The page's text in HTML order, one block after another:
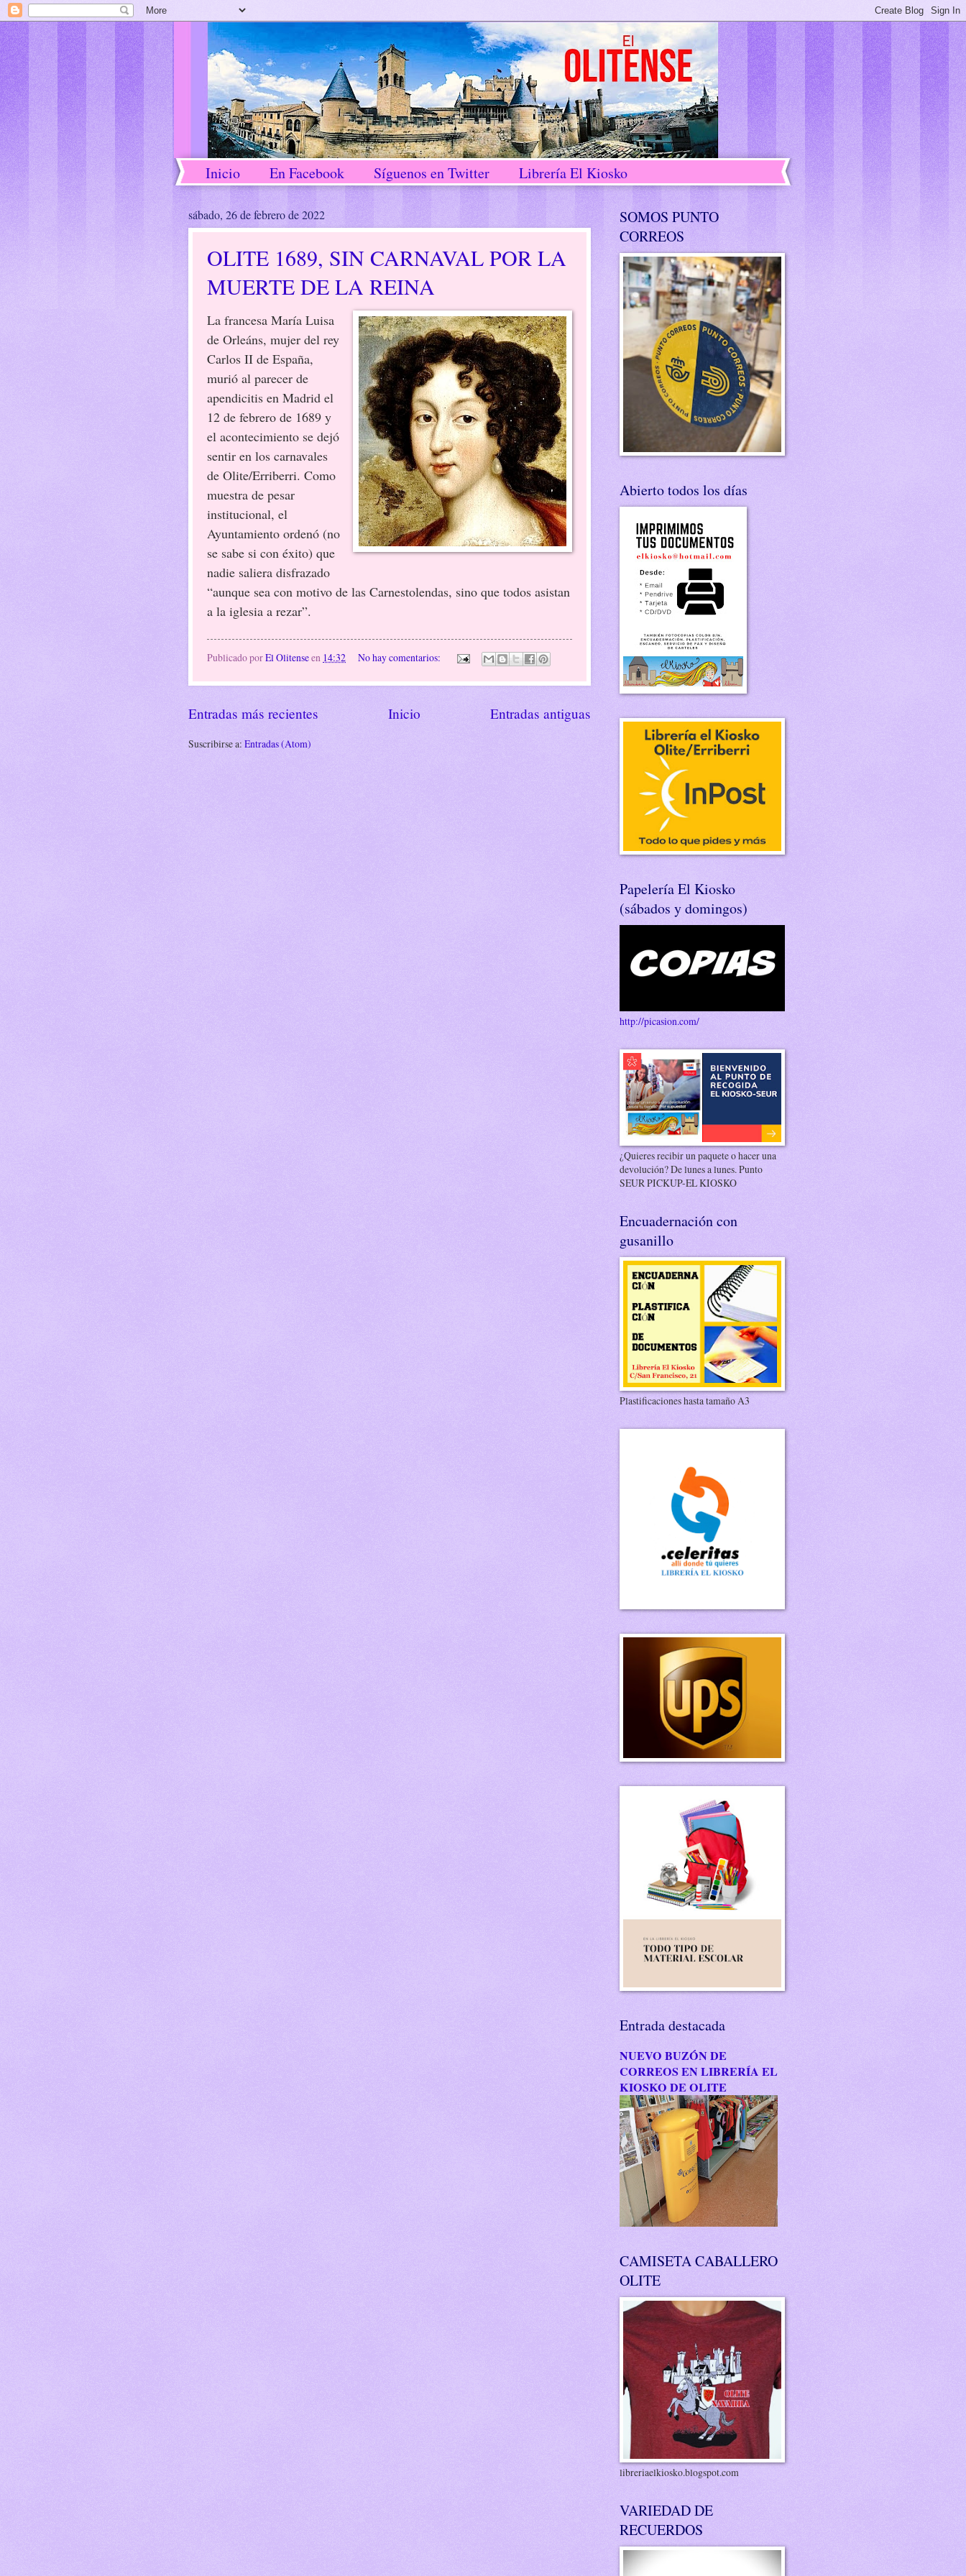
Inicio En Facebook Síguenos en Twitter Librería El Kiosko
sábado, 26 de febrero de 2022
OLITE 1689, SIN CARNAVAL POR LA
MUERTE DE LA REINA
La francesa María Luisa
de Orleáns, mujer del rey
Carlos II de España,
murió al parecer de
apendicitis en Madrid el
12 de febrero de 1689 y
el acontecimiento se dejó
sentir en los carnavales
de Olite/Erriberri. Como
muestra de pesar
institucional, el
Ayuntamiento ordenó (no
se sabe si con éxito) que
nadie saliera disfrazado
“aunque sea con motivo de las Carnestolendas, sino que todos asistan
a la iglesia a rezar”.
Publicado porEl Olitenseen 14:32 No hay comentarios:
Entradas más recientes Entradas antiguas
Inicio
Suscribirse a: Entradas (Atom)
SOMOS PUNTO
CORREOS
Abierto todos los días
Papelería El Kiosko
(sábados y domingos)
http://picasion.com/
¿Quieres recibir un paquete o hacer una
devolución? De lunes a lunes. Punto
SEUR PICKUP-EL KIOSKO
Encuadernación con
gusanillo
Plastificaciones hasta tamaño A3
Entrada destacada
NUEVO BUZÓN DE
CORREOS EN LIBRERÍA EL
KIOSKO DE OLITE
CAMISETA CABALLERO
OLITE
libreriaelkiosko.blogspot.com
VARIEDAD DE
RECUERDOS